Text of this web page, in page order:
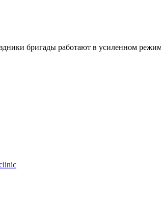
бригады работают в усиленном